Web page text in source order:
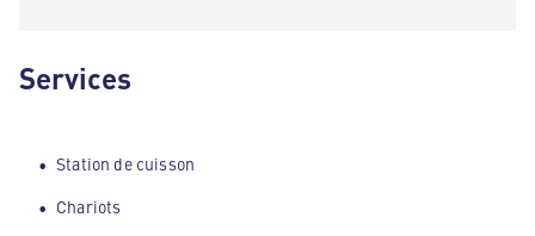
Services
Station de cuisson
Chariots